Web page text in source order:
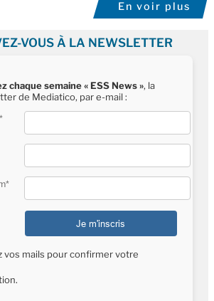
En voir plus
VOUS À LA NEWSLETTER
chaque semaine « ESS News », la
de Mediatico, par e-mail :
vos mails pour confirmer votre